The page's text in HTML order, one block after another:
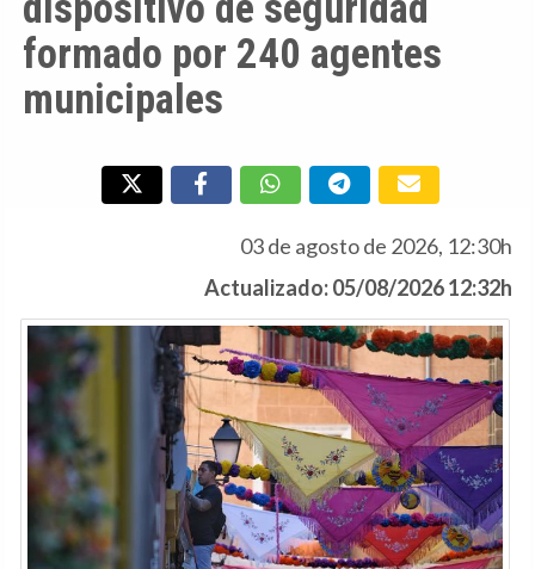
formado por 240 agentes
municipales
03 de agosto de 2026, 12:30h
Actualizado: 05/08/2026 12:32h